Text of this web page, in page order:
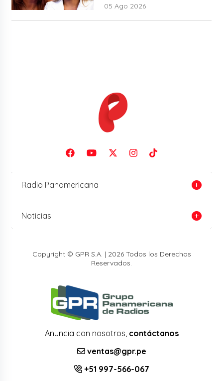
05 Ago 2026
Radio Panamericana
Noticias
Copyright © GPR S.A. | 2026 Todos los Derechos
Reservados.
Anuncia con nosotros, contáctanos
ventas@gpr.pe
+51 997-566-067